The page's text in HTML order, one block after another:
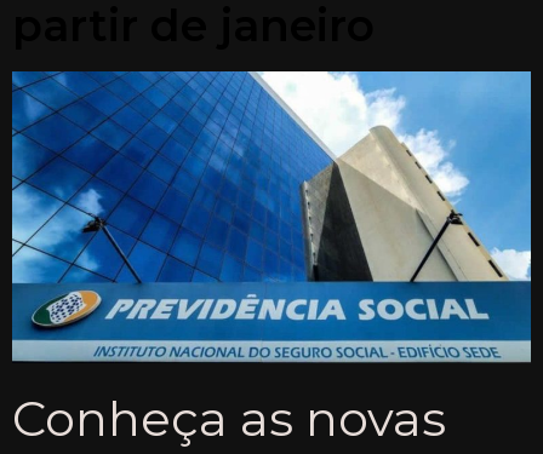
Conheça as novas